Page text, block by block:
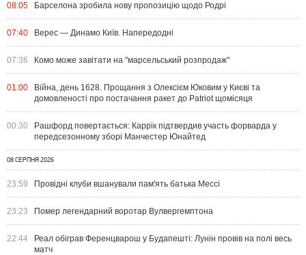
08:05 Барселона зробила нову пропозицію щодо Родрі
07:40 Верес — Динамо Київ. Напередодні
07:36 Комо може завітати на "марсельський розпродаж"
01:00
Війна, день 1628. Прощання з Олексієм Юковим у Києві та
домовленості про постачання ракет до Patriot щомісяця
00:30
Рашфорд повертається: Каррік підтвердив участь форварда у
передсезонному зборі Манчестер Юнайтед
08 СЕРПНЯ 2026
23:59 Провідні клуби вшанували пам'ять батька Мессі
23:23 Помер легендарний воротар Вулвергемптона
22:44
Реал обіграв Ференцварош у Будапешті: Лунін провів на полі весь
матч